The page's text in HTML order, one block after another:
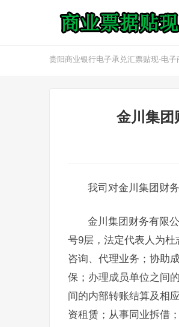
贵阳商业银行电子承兑汇票贴现-电
金川集团
我司对金川集团财
金川集团财务有限
号9层，法定代表人为
咨询、代理业务；协助
保；办理成员单位之间
间的内部转账结算及相
资租赁；从事同业拆借